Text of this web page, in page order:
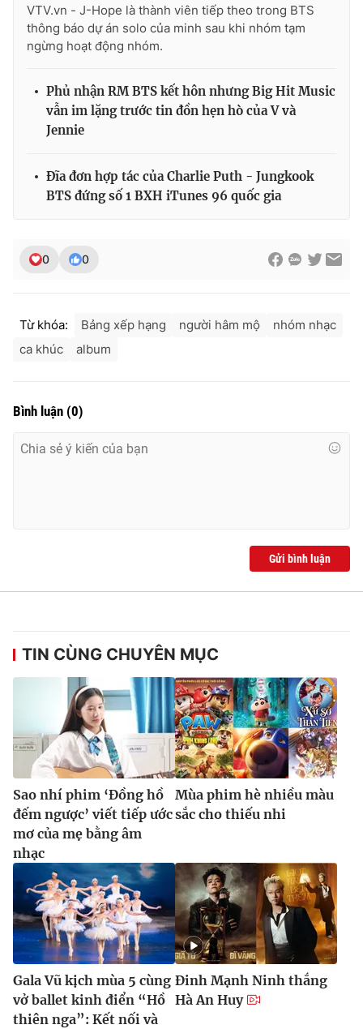
Ðiện thoại Thời báo VTV:024.66 897 897
Email:toasoan@vtv.vn
Liên hệ quảng cáo:024-7300.7108
VTV.vn - J-Hope là thành viên tiếp theo trong BTS
thông báo dự án solo của minh sau khi nhóm tạm
ngừng hoạt động nhóm.
Phủ nhận RM BTS kết hôn nhưng Big Hit Music
vẫn im lặng trước tin đồn hẹn hò của V và
Jennie
Đĩa đơn hợp tác của Charlie Puth - Jungkook
BTS đứng số 1 BXH iTunes 96 quốc gia
0 0
Từ khóa: Bảng xếp hạng người hâm mộ
nhóm nhạc
ca khúc
album
Bình luận (0)
Gửi bình luận
TIN CÙNG CHUYÊN MỤC
Sao nhí phim ‘Đồng hồ
đếm ngược’ viết tiếp ước
mơ của mẹ bằng âm
nhạc
Mùa phim hè nhiều màu
sắc cho thiếu nhi
Gala Vũ kịch mùa 5 cùng
vở ballet kinh điển “Hồ
thiên nga”: Kết nối và
Đinh Mạnh Ninh thắng
Hà An Huy